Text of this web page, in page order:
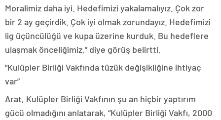
Moralimiz daha iyi. Hedefimizi yakalamalıyız. Çok zor
bir 2 ay geçirdik. Çok iyi olmak zorundayız. Hedefimizi
lig üçüncülüğü ve kupa üzerine kurduk. Bu hedeflere
ulaşmak önceliğimiz.” diye görüş belirtti.
“Kulüpler Birliği Vakfında tüzük değişikliğine ihtiyaç
var”
Arat, Kulüpler Birliği Vakfının şu an hiçbir yaptırım
gücü olmadığını anlatarak, “Kulüpler Birliği Vakfı, 2000